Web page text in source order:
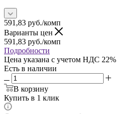
591,83 руб./комп
Варианты цен
591,83 руб./комп
Подробности
Цена указана с учетом НДС 22%
Есть в наличии
В корзину
Купить в 1 клик